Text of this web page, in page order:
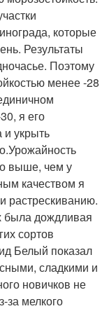
которые
Результаты
Поэтому
менее -28
я его
укрыть
выше, чем у
качеством я
растрескиванию.
была дождливая
сортов
Белый показал
сладкими и
новичков не
за мелкого